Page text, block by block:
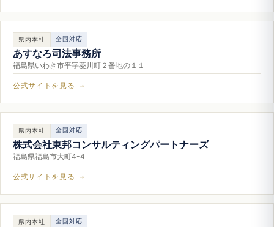
県内本社 全国対応
あすなろ司法事務所
福島県いわき市平字菱川町２番地の１１
公式サイトを見る →
県内本社 全国対応
株式会社東邦コンサルティングパートナーズ
福島県福島市大町4-4
公式サイトを見る →
県内本社 全国対応